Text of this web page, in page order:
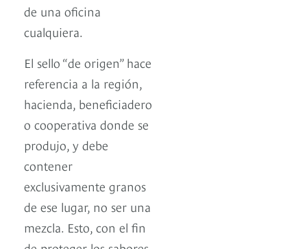
de una oficina
cualquiera.
El sello “de origen” hace
referencia a la región,
hacienda, beneficiadero
o cooperativa donde se
produjo, y debe
contener
exclusivamente granos
de ese lugar, no ser una
mezcla. Esto, con el fin